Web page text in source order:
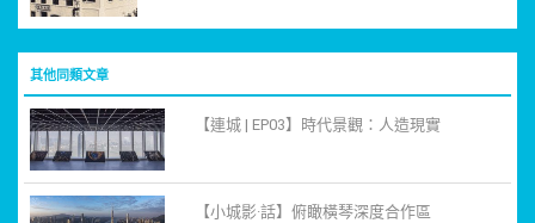
其他同類文章
【連城 | EP03】時代景觀：人造現實
【小城影·話】俯瞰橫琴深度合作區